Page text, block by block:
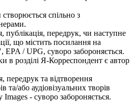
спільно з
публікація, передрук, чи наступне
що містить посилання на
EPA / UPG, суворо забороняється.
в розділі Я-Корреспондент є автор
передрук та відтворення
та/або аудіовізуальних творів
- суворо забороняється.